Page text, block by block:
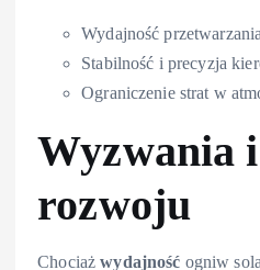
Wydajność
Stabilność i precyzja
Ograniczenie strat w
Wyzwania
rozwoju
Chociażwydajność ogniw